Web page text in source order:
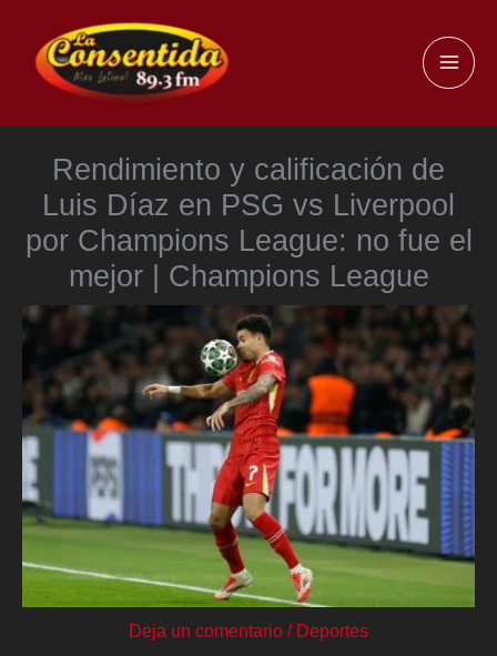
contenido
Rendimiento y calificación de
Luis Díaz en PSG vs Liverpool
por Champions League: no fue el
mejor | Champions League
Deja un comentario / Deportes